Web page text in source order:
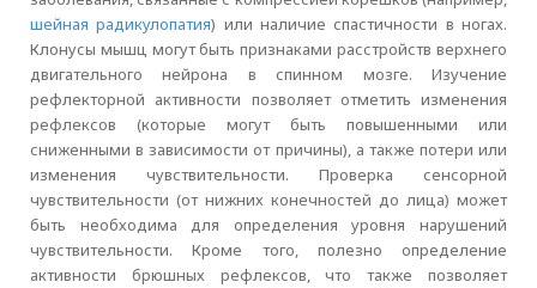
шейная радикулопатия) или наличие спастичности в ногах.
Клонусы мышц могут быть признаками расстройств верхнего
двигательного нейрона в спинном мозге. Изучение
рефлекторной активности позволяет отметить изменения
рефлексов (которые могут быть повышенными или
сниженными в зависимости от причины), а также потери или
изменения чувствительности. Проверка сенсорной
чувствительности (от нижних конечностей до лица) может
быть необходима для определения уровня нарушений
чувствительности. Кроме того, полезно определение
активности брюшных рефлексов, что также позволяет